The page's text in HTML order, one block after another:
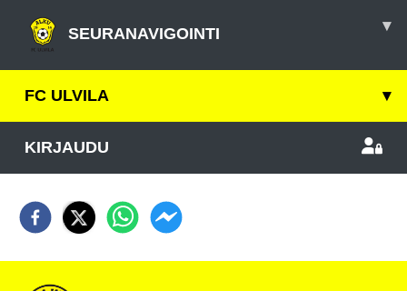
SEURANAVIGOINTI ▾
FC ULVILA ▾
KIRJAUDU